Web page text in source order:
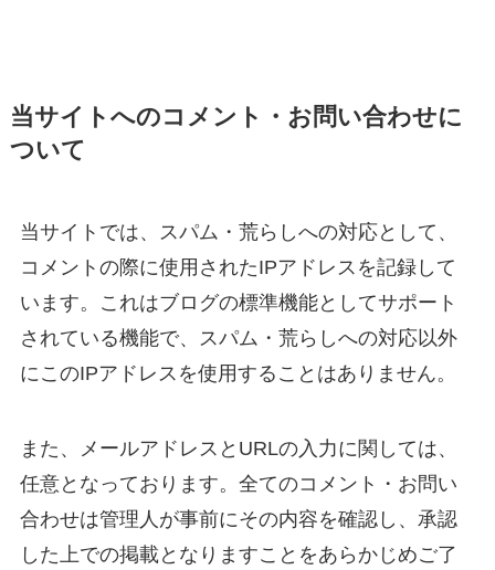
当サイトへのコメント・お問い合わせに
ついて
当サイトでは、スパム・荒らしへの対応として、
コメントの際に使用されたIPアドレスを記録して
います。これはブログの標準機能としてサポート
されている機能で、スパム・荒らしへの対応以外
にこのIPアドレスを使用することはありません。
また、メールアドレスとURLの入力に関しては、
任意となっております。全てのコメント・お問い
合わせは管理人が事前にその内容を確認し、承認
した上での掲載となりますことをあらかじめご了